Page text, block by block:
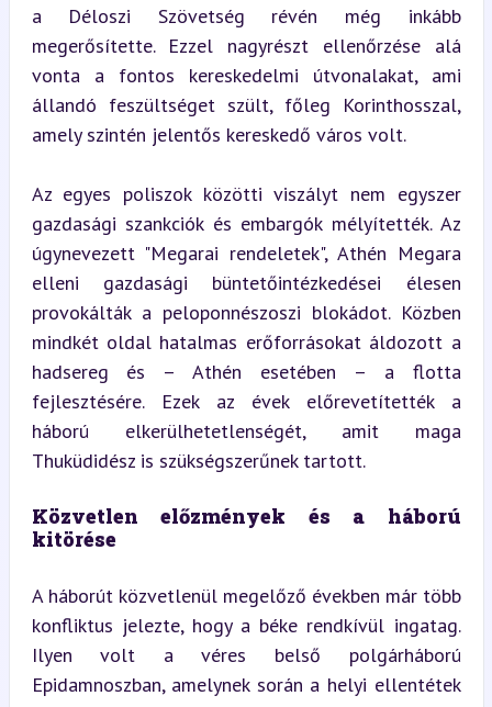
a Déloszi Szövetség révén még inkább
megerősítette. Ezzel nagyrészt ellenőrzése alá
vonta a fontos kereskedelmi útvonalakat, ami
állandó feszültséget szült, főleg Korinthosszal,
amely szintén jelentős kereskedő város volt.
Az egyes poliszok közötti viszályt nem egyszer
gazdasági szankciók és embargók mélyítették. Az
úgynevezett "Megarai rendeletek", Athén Megara
elleni gazdasági büntetőintézkedései élesen
provokálták a peloponnészoszi blokádot. Közben
mindkét oldal hatalmas erőforrásokat áldozott a
hadsereg és – Athén esetében – a flotta
fejlesztésére. Ezek az évek előrevetítették a
háború elkerülhetetlenségét, amit maga
Thuküdidész is szükségszerűnek tartott.
Közvetlen előzmények és a háború
kitörése
A háborút közvetlenül megelőző években már több
konfliktus jelezte, hogy a béke rendkívül ingatag.
Ilyen volt a véres belső polgárháború
Epidamnoszban, amelynek során a helyi ellentétek